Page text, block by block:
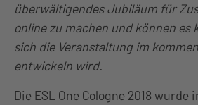
überwältigendes Jubiläum für
online zu machen und können es
sich die Veranstaltung im
entwickeln wird.
Die ESL One Cologne 2018 wurde